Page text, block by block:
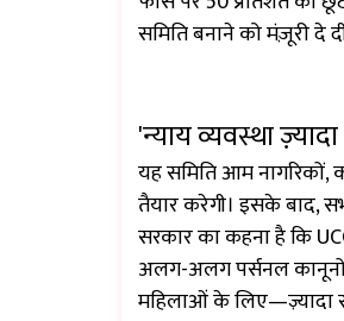
समिति बनाने को मंज़ूरी दे
'न्याय व्यवस्था
यह समिति आम नागरिकों,
तैयार करेगी। इसके बाद,
सरकार का कहना है कि
अलग-अलग पर्सनल
महिलाओं के लिए—ज़्यादा